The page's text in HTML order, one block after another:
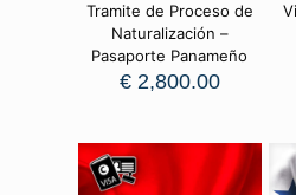
Tramite de Proceso de
Naturalización –
Pasaporte Panameño
€2,800.00